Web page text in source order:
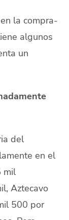
la compra-
algunos
un
del
en el
mil
Aztecavo
500 por